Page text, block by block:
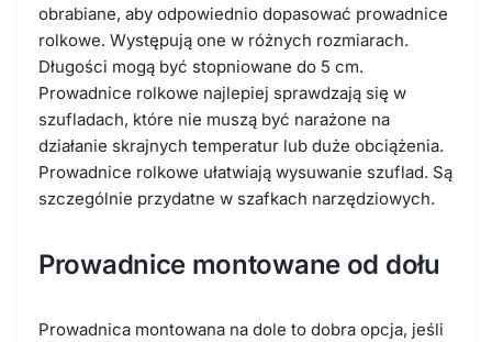
obrabiane, aby odpowiednio dopasować prowadnice
rolkowe. Występują one w różnych rozmiarach.
Długości mogą być stopniowane do 5 cm.
Prowadnice rolkowe najlepiej sprawdzają się w
szufladach, które nie muszą być narażone na
działanie skrajnych temperatur lub duże obciążenia.
Prowadnice rolkowe ułatwiają wysuwanie szuflad. Są
szczególnie przydatne w szafkach narzędziowych.
Prowadnice montowane od dołu
Prowadnica montowana na dole to dobra opcja, jeśli